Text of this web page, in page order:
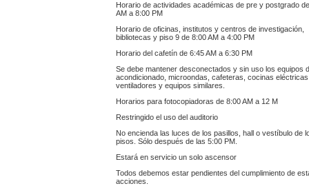
Horario de actividades académicas de pre y postgrado
AM a 8:00 PM
Horario de oficinas, institutos y centros de investigación,
bibliotecas y piso 9 de 8:00 AM a 4:00 PM
Horario del cafetín de 6:45 AM a 6:30 PM
Se debe mantener desconectados y sin uso los equipos
acondicionado, microondas, cafeteras, cocinas
ventiladores y equipos similares.
Horarios para fotocopiadoras de 8:00 AM a 12 M
Restringido el uso del auditorio
No encienda las luces de los pasillos, hall o vestíbulo de
pisos. Sólo después de las 5:00 PM.
Estará en servicio un solo ascensor
Todos debemos estar pendientes del cumplimiento de
acciones.